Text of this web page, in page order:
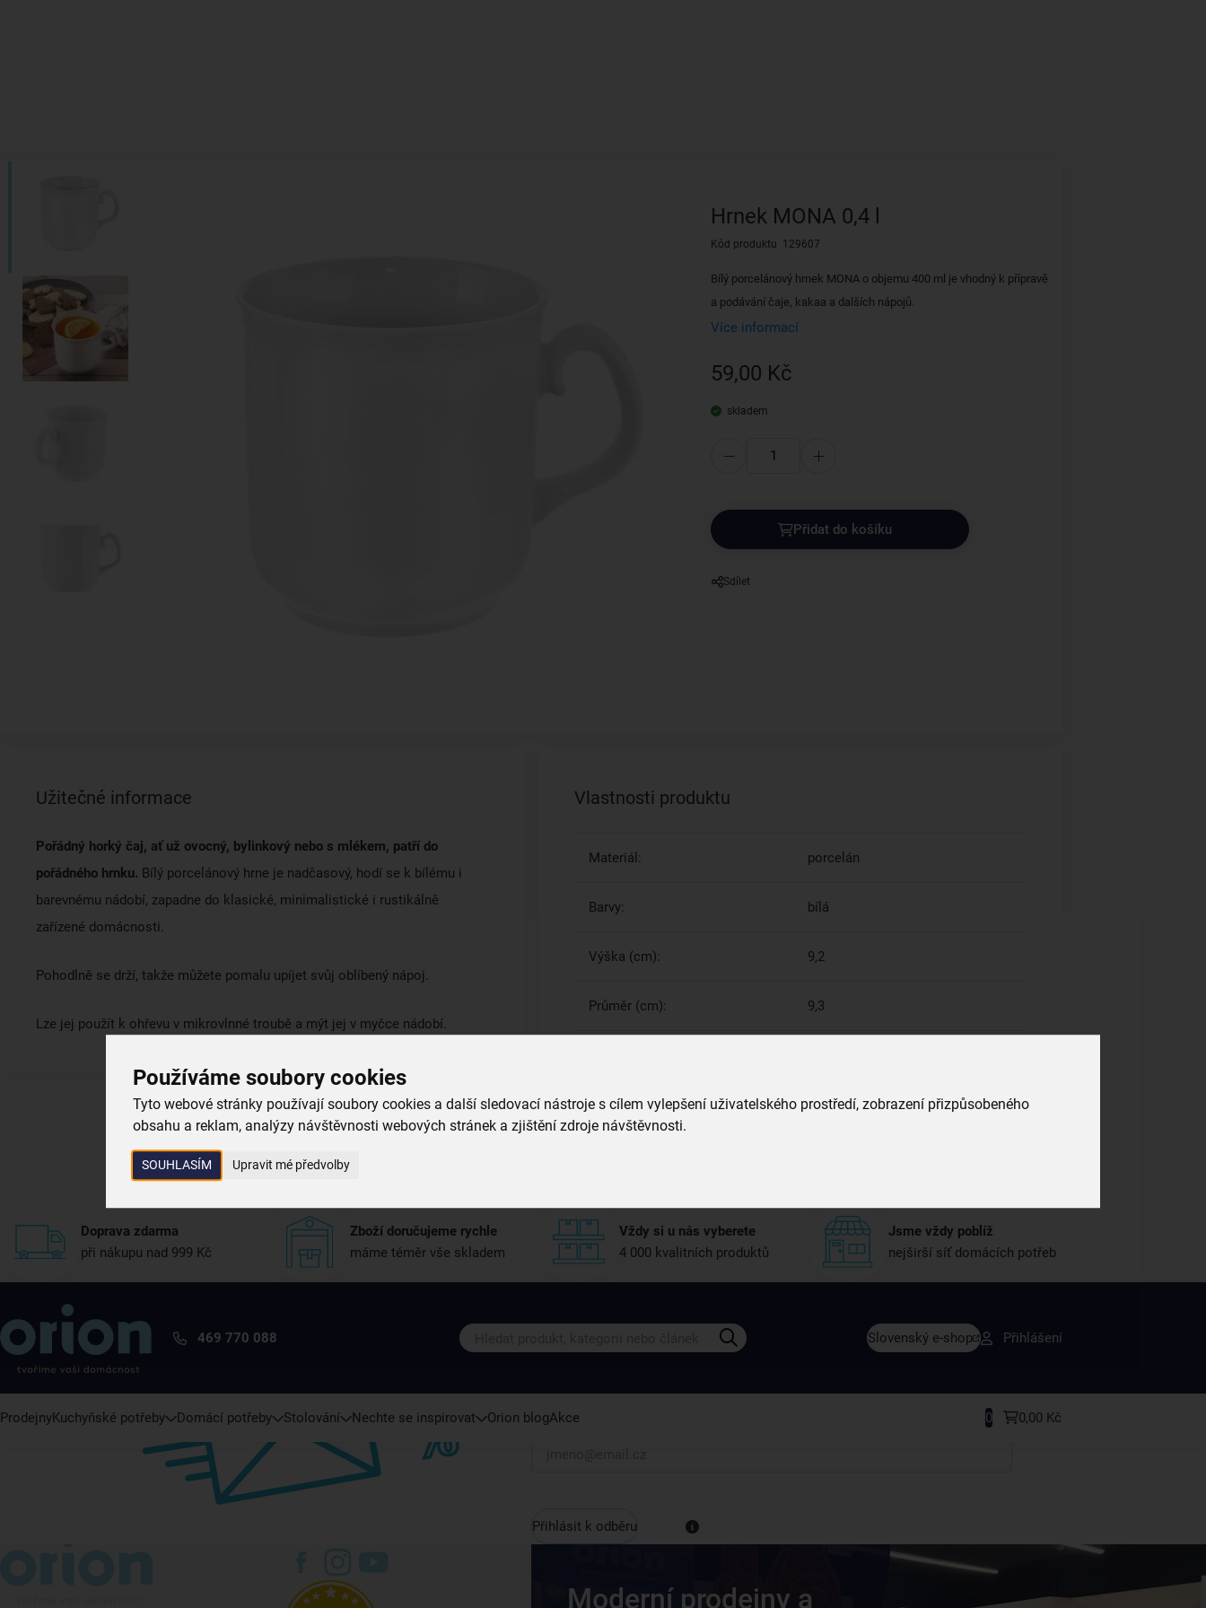
Používáme soubory cookies
Tyto webové stránky používají soubory cookies a další sledovací nástroje s cílem vylepšení uživatelského prostředí, zobrazení přizpůsobeného
obsahu a reklam, analýzy návštěvnosti webových stránek a zjištění zdroje návštěvnosti.
SOUHLASÍM Upravit mé předvolby
Hrnek MONA 0,4 l
Kód produktu 129607
Bílý porcelánový hrnek MONA o objemu 400 ml je vhodný k přípravě
a podávání čaje, kakaa a dalších nápojů.
Více informací
59,00 Kč
skladem
Přidat do košíku
Sdílet
Užitečné informace
Pořádný horký čaj, ať už ovocný, bylinkový nebo s mlékem, patří do
pořádného hrnku. Bílý porcelánový hrne je nadčasový, hodí se k bílému i
barevnému nádobí, zapadne do klasické, minimalistické i rustikálně
zařízené domácnosti.
Pohodlně se drží, takže můžete pomalu upíjet svůj oblíbený nápoj.
Lze jej použít k ohřevu v mikrovlnné troubě a mýt jej v myčce nádobí.
Vlastnosti produktu
Materiál: porcelán
Barvy: bílá
Výška (cm): 9,2
Průměr (cm): 9,3
Doprava zdarma
při nákupu nad 999 Kč
Zboží doručujeme rychle
máme téměr vše skladem
Vždy si u nás vyberete
4 000 kvalitních produktů
Jsme vždy poblíž
nejširší síť domácích potřeb
469 770 088 Slovenský e-shop Přihlášení
ProdejnyKuchyňské potřeby Domácí potřeby Stolování Nechte se inspirovat Orion blogAkce 0 0,00 Kč
Přihlaste se k odběru našeho newsletteru.
Váš e-mail
Přihlásit k odběru
Moderní prodejny a